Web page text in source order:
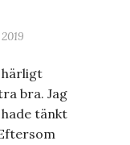
härligt
bra. Jag
tänkt